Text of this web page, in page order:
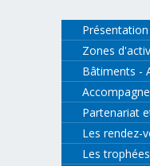
Zones
Bâtiments -
Partenariat
Les rendez-
Les trophées